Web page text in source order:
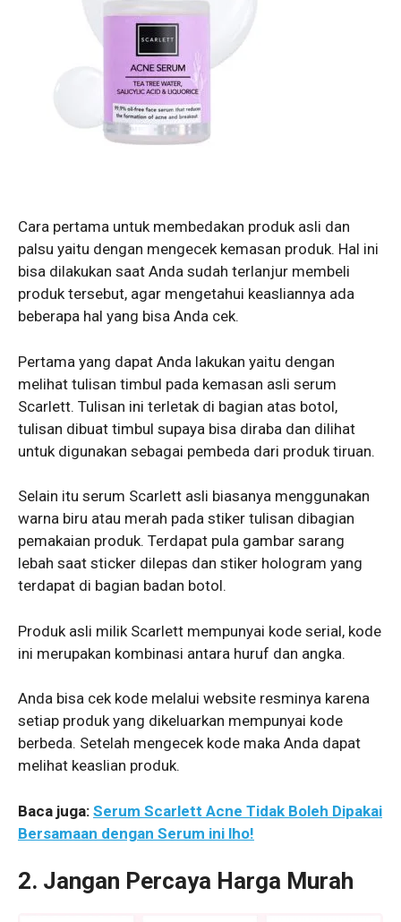
Cara pertama untuk membedakan produk asli dan
palsu yaitu dengan mengecek kemasan produk. Hal ini
bisa dilakukan saat Anda sudah terlanjur membeli
produk tersebut, agar mengetahui keasliannya ada
beberapa hal yang bisa Anda cek.
Pertama yang dapat Anda lakukan yaitu dengan
melihat tulisan timbul pada kemasan asli serum
Scarlett. Tulisan ini terletak di bagian atas botol,
tulisan dibuat timbul supaya bisa diraba dan dilihat
untuk digunakan sebagai pembeda dari produk tiruan.
Selain itu serum Scarlett asli biasanya menggunakan
warna biru atau merah pada stiker tulisan dibagian
pemakaian produk. Terdapat pula gambar sarang
lebah saat sticker dilepas dan stiker hologram yang
terdapat di bagian badan botol.
Produk asli milik Scarlett mempunyai kode serial, kode
ini merupakan kombinasi antara huruf dan angka.
Anda bisa cek kode melalui website resminya karena
setiap produk yang dikeluarkan mempunyai kode
berbeda. Setelah mengecek kode maka Anda dapat
melihat keaslian produk.
Baca juga: Serum Scarlett Acne Tidak Boleh Dipakai
Bersamaan dengan Serum ini lho!
2. Jangan Percaya Harga Murah